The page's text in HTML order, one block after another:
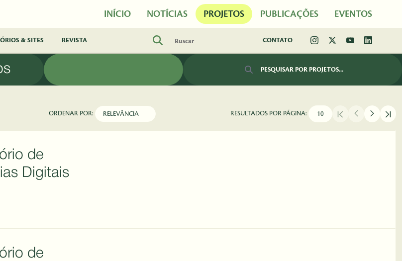
INÍCIO NOTÍCIAS PROJETOS PUBLICAÇÕES EVENTOS
& SITES REVISTA CONTATO
Barra de busca
ORDENAR POR: RESULTADOS POR PÁGINA:
de
Digitais
de